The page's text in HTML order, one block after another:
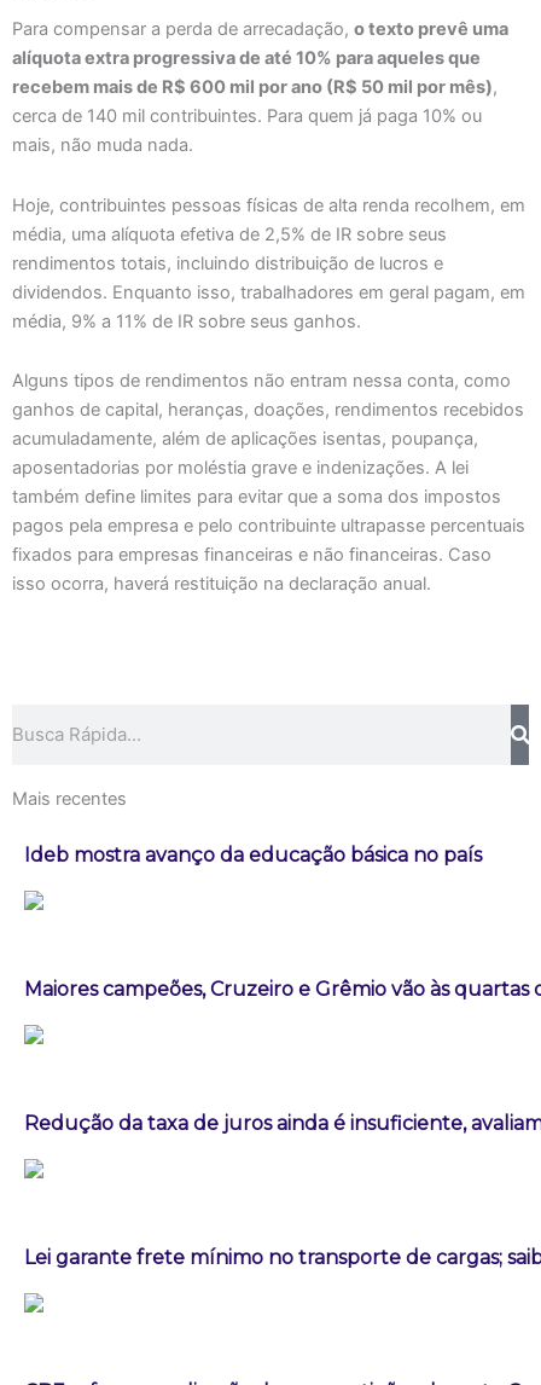
Para compensar a perda de arrecadação, o texto prevê uma
alíquota extra progressiva de até 10% para aqueles que
recebem mais de R$ 600 mil por ano (R$ 50 mil por mês),
cerca de 140 mil contribuintes. Para quem já paga 10% ou
mais, não muda nada.
Hoje, contribuintes pessoas físicas de alta renda recolhem, em
média, uma alíquota efetiva de 2,5% de IR sobre seus
rendimentos totais, incluindo distribuição de lucros e
dividendos. Enquanto isso, trabalhadores em geral pagam, em
média, 9% a 11% de IR sobre seus ganhos.
Alguns tipos de rendimentos não entram nessa conta, como
ganhos de capital, heranças, doações, rendimentos recebidos
acumuladamente, além de aplicações isentas, poupança,
aposentadorias por moléstia grave e indenizações. A lei
também define limites para evitar que a soma dos impostos
pagos pela empresa e pelo contribuinte ultrapasse percentuais
fixados para empresas financeiras e não financeiras. Caso
isso ocorra, haverá restituição na declaração anual.
Mais recentes
Ideb mostra avanço da educação básica no país
Maiores campeões, Cruzeiro e Grêmio vão às quartas
Redução da taxa de juros ainda é insuficiente,
Lei garante frete mínimo no transporte de cargas;